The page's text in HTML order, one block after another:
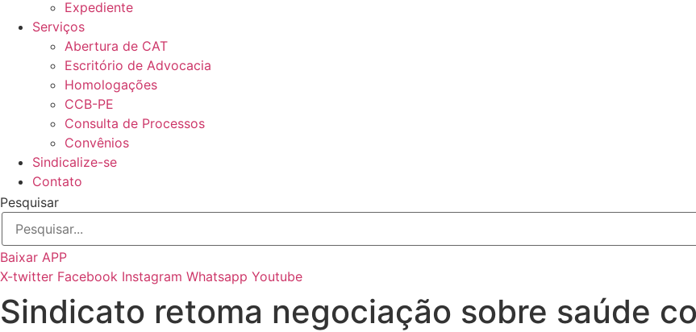
Expediente
Serviços
Abertura de CAT
Escritório de Advocacia
Homologações
CCB-PE
Consulta de Processos
Convênios
Sindicalize-se
Contato
Pesquisar
Baixar APP
X-twitter Facebook Instagram Whatsapp Youtube
Sindicato retoma negociação sobre saúde